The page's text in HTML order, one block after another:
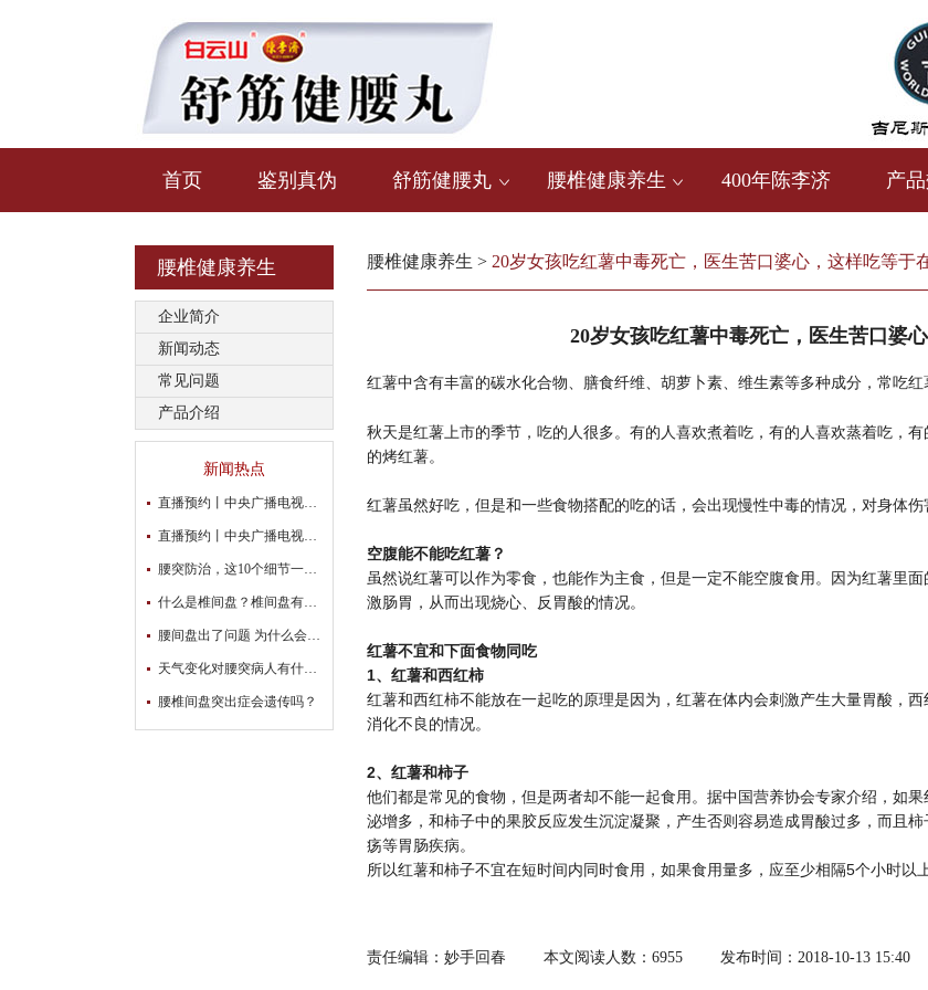
首页 鉴别真伪 舒筋健腰丸 腰椎健康养生 400年陈李济 产
腰椎健康养生
企业简介
新闻动态
常见问题
产品介绍
新闻热点
直播预约丨中央广播电视台“为爱撑腰 冬季护腰公益直播第二期开始啦！
直播预约丨中央广播电视台“为爱撑腰 冬季护腰公益直播行动”开始啦！
腰突防治，这10个细节一定要注意！
什么是椎间盘？椎间盘有什么作用？
腰间盘出了问题 为什么会腿麻？
天气变化对腰突病人有什么影响？
腰椎间盘突出症会遗传吗？
腰椎健康养生 > 20岁女孩吃红薯中毒死亡，医生苦口婆心，这样吃等于
20岁女孩吃红薯中毒死亡，医生苦口婆
红薯中含有丰富的碳水化合物、膳食纤维、胡萝卜素、维生素等多种成分，常吃红
秋天是红薯上市的季节，吃的人很多。有的人喜欢煮着吃，有的人喜欢蒸着吃，
的烤红薯。
红薯虽然好吃，但是和一些食物搭配的吃的话，会出现慢性中毒的情况，对身体
空腹能不能吃红薯？
虽然说红薯可以作为零食，也能作为主食，但是一定不能空腹食用。因为红薯里
激肠胃，从而出现烧心、反胃酸的情况。
红薯不宜和下面食物同吃
1、红薯和西红柿
红薯和西红柿不能放在一起吃的原理是因为，红薯在体内会刺激产生大量胃酸，
消化不良的情况。
2、红薯和柿子
他们都是常见的食物，但是两者却不能一起食用。据中国营养协会专家介绍，如
泌增多，和柿子中的果胶反应发生沉淀凝聚，产生否则容易造成胃酸过多，而且
疡等胃肠疾病。
所以红薯和柿子不宜在短时间内同时食用，如果食用量多，应至少相隔5个小时以上
责任编辑：妙手回春 本文阅读人数：6955 发布时间：2018-10-13 15:40